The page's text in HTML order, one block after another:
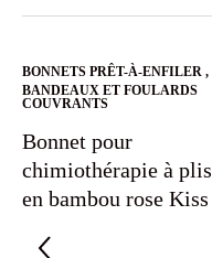
BONNETS PRÊT-À-ENFILER ,
BANDEAUX ET FOULARDS
COUVRANTS
Bonnet pour
chimiothérapie à plis
en bambou rose Kiss